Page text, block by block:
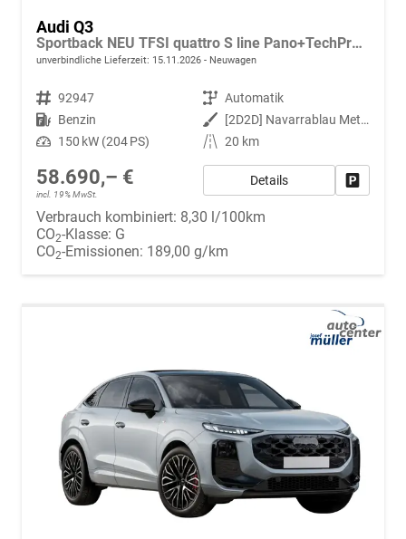
Audi Q3
Sportback NEU TFSI quattro S line Pano+TechPro+Matrix+AHK+HUD+Alu20+KlimaPlus+DCC+SONOS
unverbindliche Lieferzeit: 15.11.2026 Neuwagen
Fahrzeugnr. 92947 Getriebe Automatik
Kraftstoff Benzin Außenfarbe
[2D2D] Navarrablau Metallic
Leistung 150 kW (204 PS) Kilometerstand 20 km
58.690,– €
incl. 19% MwSt.
Details
Verbrauch kombiniert: 8,30 l/100km
CO2-Klasse: G
CO2-Emissionen: 189,00 g/km